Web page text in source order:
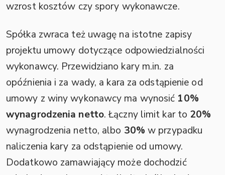
wzrost kosztów czy spory wykonawcze.
Spółka zwraca też uwagę na istotne zapisy
projektu umowy dotyczące odpowiedzialności
wykonawcy. Przewidziano kary m.in. za
opóźnienia i za wady, a kara za odstąpienie od
umowy z winy wykonawcy ma wynosić 10%
wynagrodzenia netto. Łączny limit kar to 20%
wynagrodzenia netto, albo 30% w przypadku
naliczenia kary za odstąpienie od umowy.
Dodatkowo zamawiający może dochodzić